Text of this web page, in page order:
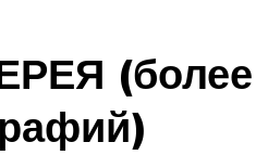
(более